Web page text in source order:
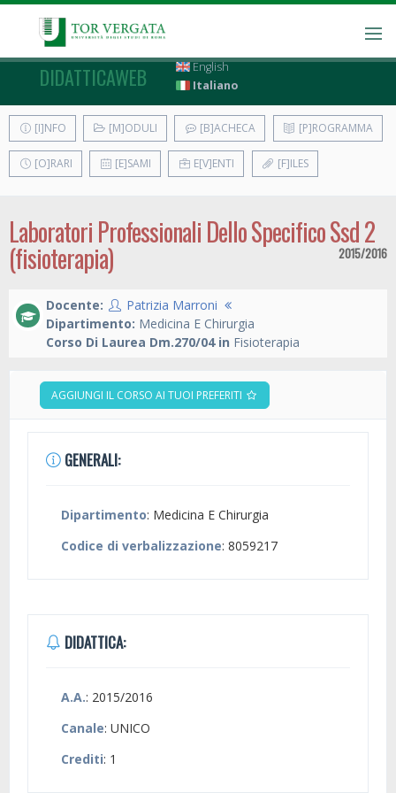
DIDATTICAWEB
English
Italiano
[I]NFO [M]ODULI [B]ACHECA [P]ROGRAMMA
[O]RARI [E]SAMI E[V]ENTI [F]ILES
Laboratori Professionali Dello Specifico Ssd 2
(fisioterapia) 2015/2016
Docente:
Patrizia Marroni
Dipartimento: Medicina E Chirurgia
Corso Di Laurea Dm.270/04 in Fisioterapia
AGGIUNGI IL CORSO AI TUOI PREFERITI
GENERALI:
Dipartimento: Medicina E Chirurgia
Codice di verbalizzazione: 8059217
DIDATTICA:
A.A.: 2015/2016
Canale: UNICO
Crediti: 1